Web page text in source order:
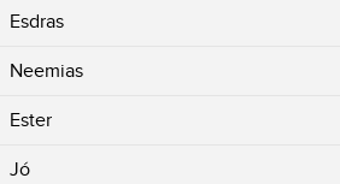
Esdras
Neemias
Ester
Jó